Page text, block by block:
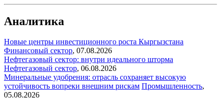
Аналитика
Новые центры инвестиционного роста Кыргызстана
Финансовый сектор, 07.08.2026
Нефтегазовый сектор: внутри идеального шторма
Нефтегазовый сектор, 06.08.2026
Минеральные удобрения: отрасль сохраняет высокую
устойчивость вопреки внешним рискам Промышленность,
05.08.2026